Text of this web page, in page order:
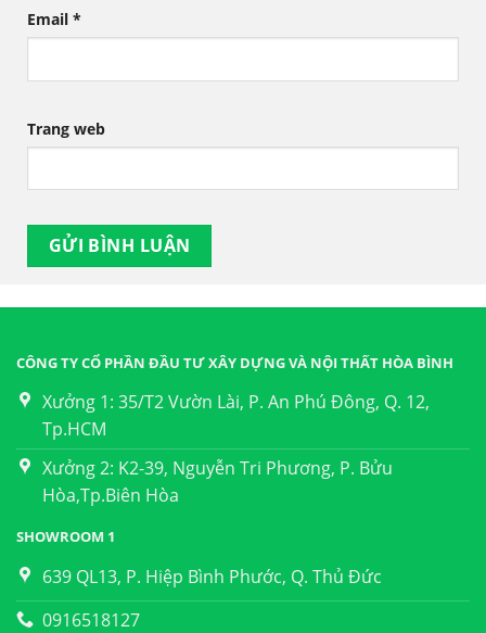
Email *
Trang web
CÔNG TY CỔ PHẦN ĐẦU TƯ XÂY DỰNG VÀ NỘI THẤT HÒA BÌNH
Xưởng 1: 35/T2 Vườn Lài, P. An Phú Đông, Q. 12,
Tp.HCM
Xưởng 2: K2-39, Nguyễn Tri Phương, P. Bửu
Hòa,Tp.Biên Hòa
SHOWROOM 1
639 QL13, P. Hiệp Bình Phước, Q. Thủ Đức
0916518127